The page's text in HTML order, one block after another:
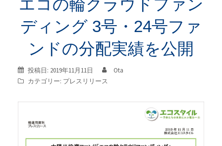
エコの輪クラウドファン
ディング 3号・24号ファ
ンドの分配実績を公開
投稿日: 2019年11月11日
Ota
カテゴリー: プレスリリース